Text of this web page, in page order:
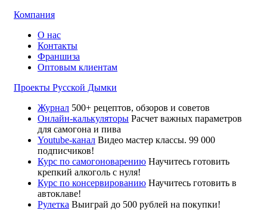
Компания
О нас
Контакты
Франшиза
Оптовым клиентам
Проекты Русской Дымки
Журнал 500+ рецептов, обзоров и советов
Онлайн-калькуляторы Расчет важных параметров
для самогона и пива
Youtube-канал Видео мастер классы. 99 000
подписчиков!
Курс по самогоноварению Научитесь готовить
крепкий алкоголь с нуля!
Курс по консервированию Научитесь готовить в
автоклаве!
Рулетка Выиграй до 500 рублей на покупки!